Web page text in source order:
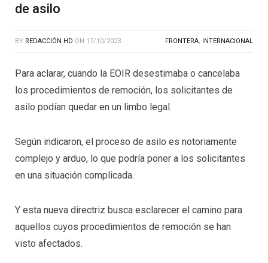
de asilo
BY REDACCIÓN HD ON 17/10/2023 FRONTERA, INTERNACIONAL
Para aclarar, cuando la EOIR desestimaba o cancelaba
los procedimientos de remoción, los solicitantes de
asilo podían quedar en un limbo legal.
Según indicaron, el proceso de asilo es notoriamente
complejo y arduo, lo que podría poner a los solicitantes
en una situación complicada.
Y esta nueva directriz busca esclarecer el camino para
aquellos cuyos procedimientos de remoción se han
visto afectados.